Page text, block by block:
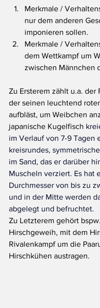
Merkmale /
nur dem anderen
imponieren sollen.
Merkmale /
dem Wettkampf um
zwischen Männchen
Zu Ersterem zählt u.a. der
der seinen leuchtend
aufbläst, um Weibchen
japanische Kugelfisch
im Verlauf von 7-9 Tagen
kreisrundes,
im Sand, das er darüber
Muscheln verziert. Es hat
Durchmesser von bis zu
und in der Mitte werden
abgelegt und befruchtet.
Zu Letzterem gehört
Hirschgeweih, mit dem
Rivalenkampf um die
Hirschkühen austragen.